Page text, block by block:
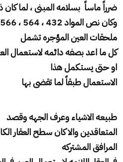
ضرراً ماساً بسلامه المبنى ، لما
ملحقات العين المؤجره تشمل
كل ما اعد بصفه دائمه لاستعمال
او حتى يستكمل هذا
الاستعمال طبقاً لما تقضى بها
طبيعه الاشياء وعرف الجهه وقصد
المتعاقدين والا كان سطح العقار
المرافق المشتركه